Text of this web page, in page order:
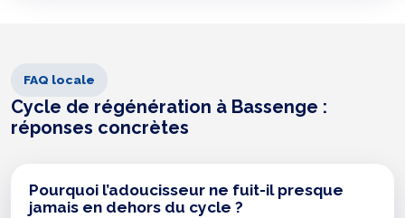
FAQ locale
Cycle de régénération à Bassenge :
réponses concrètes
Pourquoi l’adoucisseur ne fuit-il presque
jamais en dehors du cycle ?